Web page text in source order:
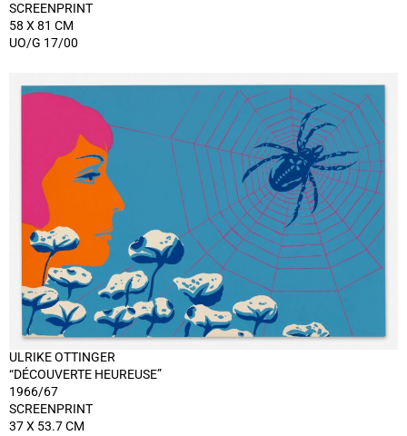
SCREENPRINT
58 X 81 CM
UO/G 17/00
ULRIKE OTTINGER
“DÉCOUVERTE HEUREUSE”
1966/67
SCREENPRINT
37 X 53.7 CM